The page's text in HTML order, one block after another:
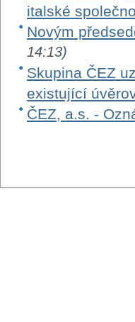
italské
Novým
14:13)
Skupina ČEZ
existující
ČEZ, a.s. -